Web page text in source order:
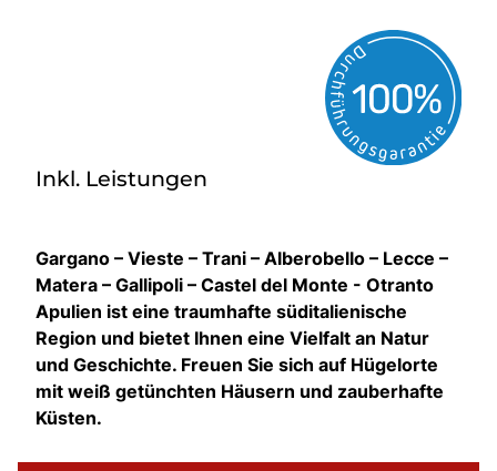
Inkl. Leistungen
Gargano – Vieste – Trani – Alberobello – Lecce –
Matera – Gallipoli – Castel del Monte - Otranto
Apulien ist eine traumhafte süditalienische
Region und bietet Ihnen eine Vielfalt an Natur
und Geschichte. Freuen Sie sich auf Hügelorte
mit weiß getünchten Häusern und zauberhafte
Küsten.